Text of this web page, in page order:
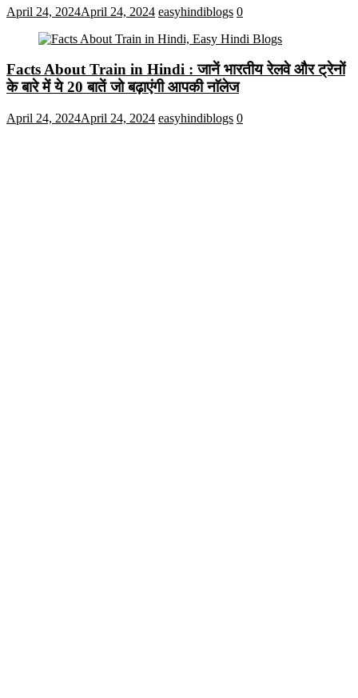
April 24, 2024April 24, 2024 easyhindiblogs 0
Facts About Train in Hindi : जानें भारतीय रेलवे और ट्रेनों
के बारे में ये 20 बातें जो बढ़ाएंगी आपकी नाॅलेज
April 24, 2024April 24, 2024 easyhindiblogs 0